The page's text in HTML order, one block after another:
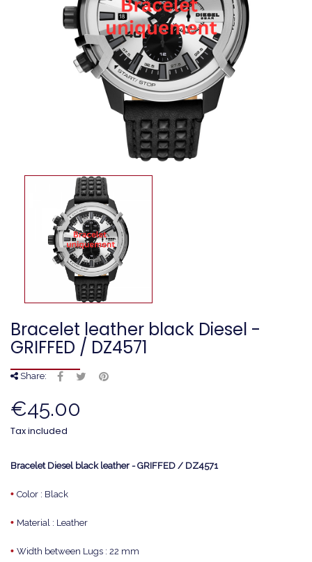
Bracelet leather black Diesel -
GRIFFED / DZ4571
Share:
€45.00
Tax included
Bracelet Diesel black leather - GRIFFED / DZ4571
• Color : Black
• Material : Leather
• Width between Lugs : 22 mm